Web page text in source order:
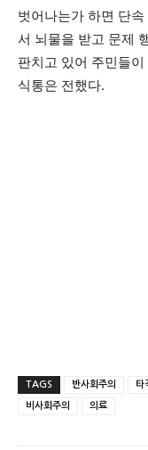
벗어나는가 하면 단
서 뇌물을 받고 문제
판치고 있어 주민들
식통은 전했다.
TAGS 반사회주의 타
비사회주의 의료